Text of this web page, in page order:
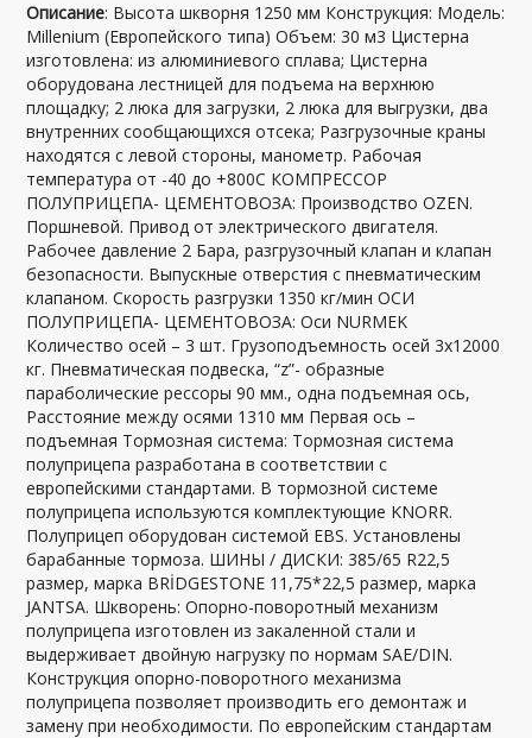
Описание: Высота шкворня 1250 мм Конструкция: Модель:
Millenium (Европейского типа) Объем: 30 м3 Цистерна
изготовлена: из алюминиевого сплава; Цистерна
оборудована лестницей для подъема на верхнюю
площадку; 2 люка для загрузки, 2 люка для выгрузки, два
внутренних сообщающихся отсека; Разгрузочные краны
находятся с левой стороны, манометр. Рабочая
температура от -40 до +800С КОМПРЕССОР
ПОЛУПРИЦЕПА- ЦЕМЕНТОВОЗА: Производство OZEN.
Поршневой. Привод от электрического двигателя.
Рабочее давление 2 Бара, разгрузочный клапан и клапан
безопасности. Выпускные отверстия с пневматическим
клапаном. Скорость разгрузки 1350 кг/мин ОСИ
ПОЛУПРИЦЕПА- ЦЕМЕНТОВОЗА: Оси NURMEK
Количество осей – 3 шт. Грузоподъемность осей 3х12000
кг. Пневматическая подвеска, “z”- образные
параболические рессоры 90 мм., одна подъемная ось,
Расстояние между осями 1310 мм Первая ось –
подъемная Тормозная система: Тормозная система
полуприцепа разработана в соответствии с
европейскими стандартами. В тормозной системе
полуприцепа используются комплектующие KNORR.
Полуприцеп оборудован системой EBS. Установлены
барабанные тормоза. ШИНЫ / ДИСКИ: 385/65 R22,5
размер, марка BRİDGESTONE 11,75*22,5 размер, марка
JANTSA. Шкворень: Опорно-поворотный механизм
полуприцепа изготовлен из закаленной стали и
выдерживает двойную нагрузку по нормам SAE/DIN.
Конструкция опорно-поворотного механизма
полуприцепа позволяет производить его демонтаж и
замену при необходимости. По европейским стандартам